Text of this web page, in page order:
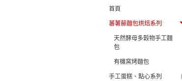
首頁
蕃薯藤麵包烘焙系列
天然酵母多穀物手工麵
包
有機窯烤麵包
手工蛋糕、點心系列